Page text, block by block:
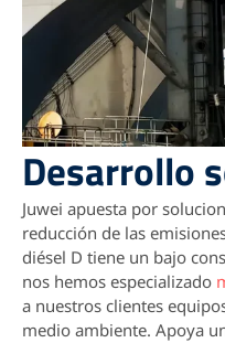
Desarrollo
Juwei apuesta por
reducción de las
diésel D tiene un bajo
nos hemos especializado
a nuestros clientes
medio ambiente. Apoya